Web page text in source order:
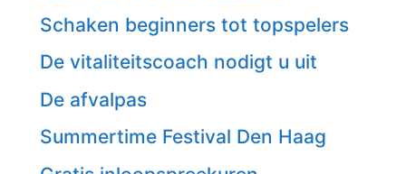
Schaken beginners tot topspelers
De vitaliteitscoach nodigt u uit
De afvalpas
Summertime Festival Den Haag